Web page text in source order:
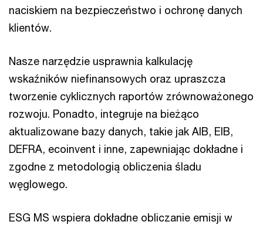
naciskiem na bezpieczeństwo i ochronę danych
klientów.
Nasze narzędzie usprawnia kalkulację
wskaźników niefinansowych oraz upraszcza
tworzenie cyklicznych raportów zrównoważonego
rozwoju. Ponadto, integruje na bieżąco
aktualizowane bazy danych, takie jak AIB, EIB,
DEFRA, ecoinvent i inne, zapewniając dokładne i
zgodne z metodologią obliczenia śladu
węglowego.
ESG MS wspiera dokładne obliczanie emisji w